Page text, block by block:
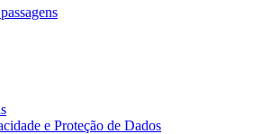
e Proteção de Dados